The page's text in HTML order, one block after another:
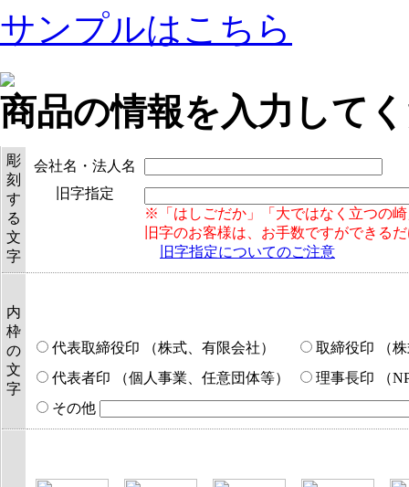
サンプルはこちら
商品の情報を入力して
彫
刻
す
る
文
字
会社名・法人名
旧字指定
※「はしごだか」「大ではなく立つの
旧字のお客様は、お手数ですができる
旧字指定についてのご注意
内
枠
の
文
字
代表取締役印 （株式、有限会社）
取締役印 （
代表者印 （個人事業、任意団体等）
理事長印 （
その他